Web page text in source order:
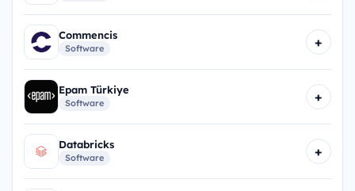
Commencis
Software +
Epam Türkiye
Software +
Databricks
Software +